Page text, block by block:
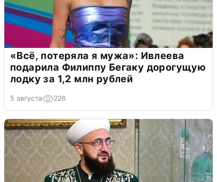
«Всё, потеряла я мужа»: Ивлеева
подарила Филиппу Бегаку дорогущую
лодку за 1,2 млн рублей
5 августа 226